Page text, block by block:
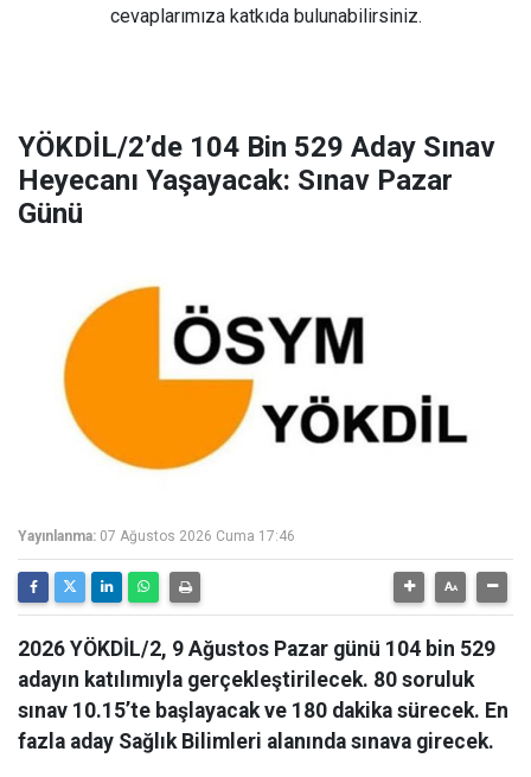
cevaplarımıza katkıda bulunabilirsiniz.
YÖKDİL/2’de 104 Bin 529 Aday Sınav
Heyecanı Yaşayacak: Sınav Pazar
Günü
Yayınlanma: 07 Ağustos 2026 Cuma 17:46
2026 YÖKDİL/2, 9 Ağustos Pazar günü 104 bin 529
adayın katılımıyla gerçekleştirilecek. 80 soruluk
sınav 10.15’te başlayacak ve 180 dakika sürecek. En
fazla aday Sağlık Bilimleri alanında sınava girecek.